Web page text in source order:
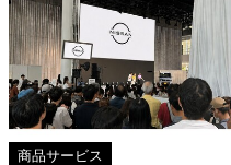
商品サービス